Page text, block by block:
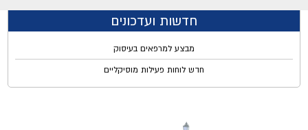
חדשות ועדכונים
מבצע למרפאים בעיסוק
חדש לוחות פעילות מוסיקליים